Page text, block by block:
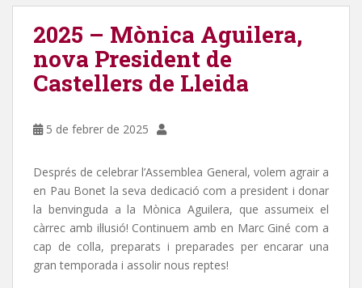
2025 – Mònica Aguilera,
nova President de
Castellers de Lleida
5 de febrer de 2025
Després de celebrar l’Assemblea General, volem agrair a
en Pau Bonet la seva dedicació com a president i donar
la benvinguda a la Mònica Aguilera, que assumeix el
càrrec amb il·lusió! Continuem amb en Marc Giné com a
cap de colla, preparats i preparades per encarar una
gran temporada i assolir nous reptes!